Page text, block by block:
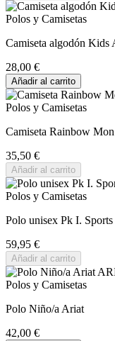
Polos y Camisetas
Camiseta algodón Kids
28,00 €
Añadir al carrito
Polos y Camisetas
Camiseta Rainbow
35,50 €
Añadir al carrito
Polos y Camisetas
Polo unisex Pk I. Sports
59,95 €
Añadir al carrito
Polos y Camisetas
Polo Niño/a Ariat
42,00 €